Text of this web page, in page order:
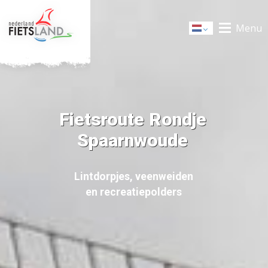
Dutch Menu
Fietsroute Rondje
Spaarnwoude
Lintdorpjes, veenweiden
en recreatiepolders